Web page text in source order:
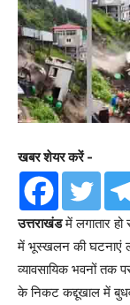
खबर शेयर करें -
उत्तराखंडमें लगातार
में भूस्खलन की घटनाएं
व्यावसायिक भवनों तक
के निकट कद्दूखाल में